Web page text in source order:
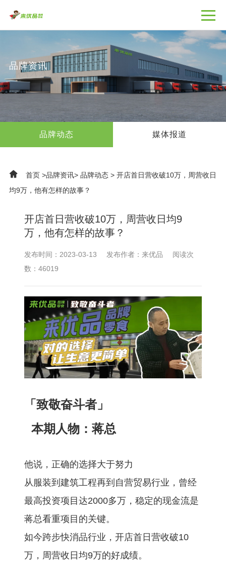
品牌资讯
品牌动态 媒体报道
首页>品牌资讯> 品牌动态> 开店首日营收破10万，周营收日
均9万，他有怎样的故事？
开店首日营收破10万，周营收日均9
万，他有怎样的故事？
发布时间：2023-03-13 发布作者：来优品
阅读次
数：46019
「致敬奋斗者」
本期人物：蒋总
他说，正确的选择大于努力
从服装到建筑工程再到自营贸易行业，曾经
最高投资项目达2000多万，稳定的现金流是
蒋总看重项目的关键。
如今跨步快消品行业，开店首日营收破10
万，周营收日均9万的好成绩。